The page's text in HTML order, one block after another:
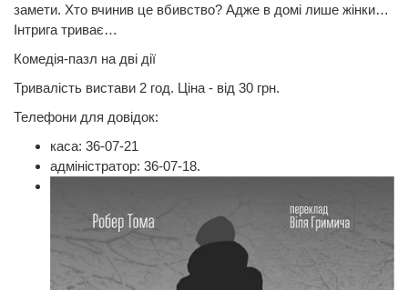
замети. Хто вчинив це вбивство? Адже в домі лише жінки…
Інтрига триває…
Комедія-пазл на дві дії
Тривалість вистави 2 год. Ціна - від 30 грн.
Телефони для довідок:
каса: 36-07-21
адміністратор: 36-07-18.